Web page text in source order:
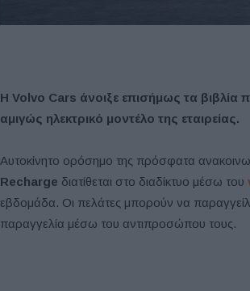
Η Volvo Cars άνοιξε επισήμως τα βιβλία
αμιγώς ηλεκτρικό μοντέλο της εταιρείας.
Αυτοκίνητο ορόσημο της πρόσφατα
Recharge διατίθεται στο διαδίκτυο μέσω του
εβδομάδα. Οι πελάτες μπορούν να
παραγγελία μέσω του αντιπροσώπου τους.